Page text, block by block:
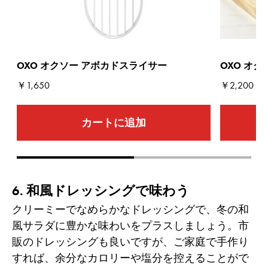
OXO オクソー アボカドスライサー
￥1,650
カートに追加
OXO オク
￥2,200
6. 和風ドレッシングで味わう
クリーミーでなめらかなドレッシングで、冬の和
風サラダに豊かな味わいをプラスしましょう。市
販のドレッシングも良いですが、ご家庭で手作り
すれば、余分なカロリーや塩分を控えることがで